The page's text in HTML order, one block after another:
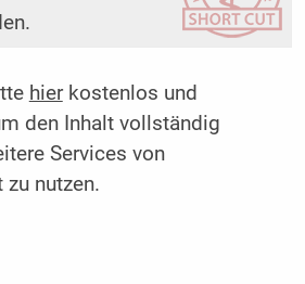
hierkostenlos und
den Inhalt vollständig
Services von
nutzen.